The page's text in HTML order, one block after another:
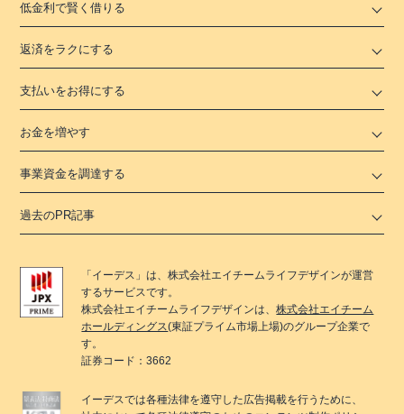
低金利で賢く借りる
返済をラクにする
支払いをお得にする
お金を増やす
事業資金を調達する
過去のPR記事
「 イーデス 」は、株式会社エイチームライフデザインが運営
するサービスです。
株式会社エイチームライフデザインは、株式会社エイチーム
ホールディングス(東証プライム市場上場)のグループ企業で
す。
証券コード：3662
イーデスでは各種法律を遵守した広告掲載を行うために、